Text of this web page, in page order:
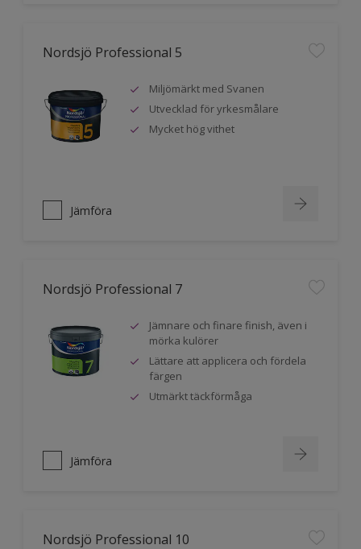
Nordsjö Professional 5
Miljömärkt med Svanen
Utvecklad för yrkesmålare
Mycket hög vithet
Jämföra
Nordsjö Professional 7
Jämnare och finare finish, även i
mörka kulörer
Lättare att applicera och fördela
färgen
Utmärkt täckförmåga
Jämföra
Nordsjö Professional 10